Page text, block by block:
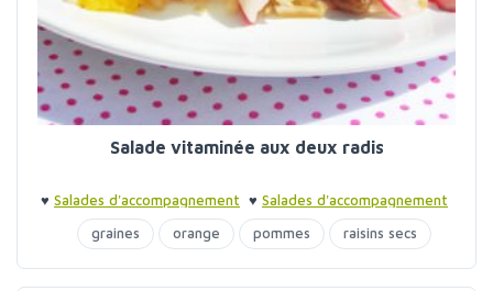
Salade vitaminée aux deux radis
♥ Salades d'accompagnement ♥ Salades d'accompagnement
graines
orange pommes raisins secs